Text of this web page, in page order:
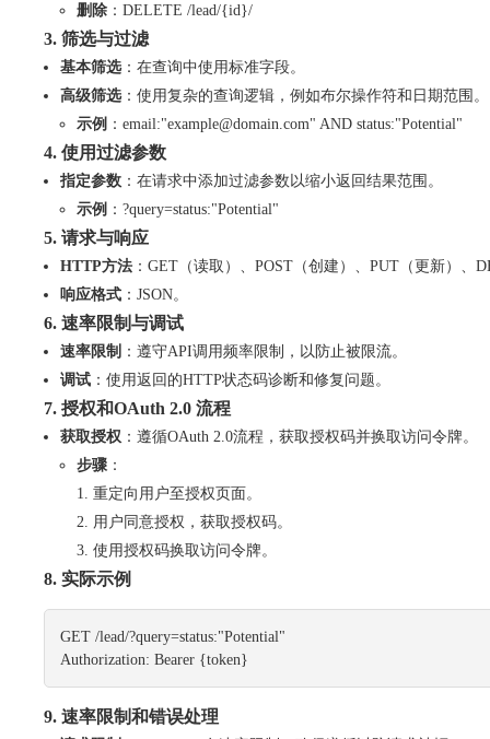
删除 ：DELETE /lead/{id}/
3. 筛选与过滤
基本筛选：在查询中使用标准字段。
高级筛选：使用复杂的查询逻辑，例如布尔操作符和日期范围。
示例 ： email:"example@domain.com" AND status:"Potential"
4. 使用过滤参数
指定参数 ：在请求中添加过滤参数以缩小返回结果范围。
示例 ： ?query=status:"Potential"
5. 请求与响应
HTTP方法 ：GET（读取）、POST（创建）、PUT（更新）、
响应格式 ：JSON。
6. 速率限制与调试
速率限制 ：遵守API调用频率限制，以防止被限流。
调试 ：使用返回的HTTP状态码诊断和修复问题。
7. 授权和OAuth 2.0 流程
获取授权 ：遵循OAuth 2.0流程，获取授权码并换取访问令牌。
步骤 ：
重定向用户至授权页面。
用户同意授权，获取授权码。
使用授权码换取访问令牌。
8. 实际示例
GET /lead/?query=status:"Potential"
Authorization: Bearer {token}
9. 速率限制和错误处理